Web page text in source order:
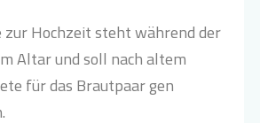
zur Hochzeit steht während der
Altar und soll nach altem
für das Brautpaar gen